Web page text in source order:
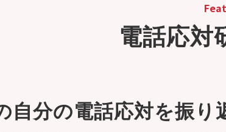
電話応対
自分の電話応対を振り